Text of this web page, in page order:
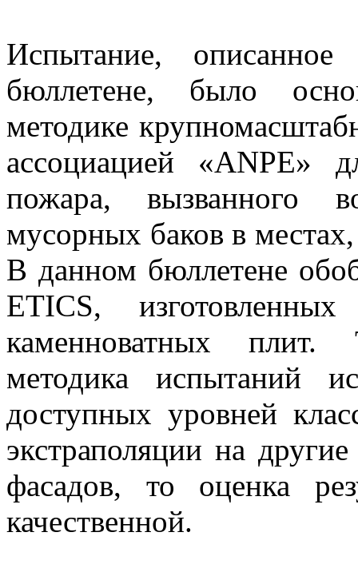
Испытание,
бюллетене, было
методике
ассоциацией «ANPE»
пожара, вызванного
мусорных баков в
В данном бюллетене
ETICS,
каменноватных плит.
методика испытаний
доступных уровней
экстраполяции на
фасадов, то оценка
качественной.